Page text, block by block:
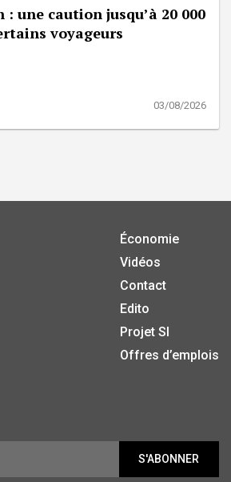
une caution jusqu’à 20 000
voyageurs
03/08/2026
Économie
Vidéos
Contact
Edito
Projet SI
Offres d’emplois
S'ABONNER